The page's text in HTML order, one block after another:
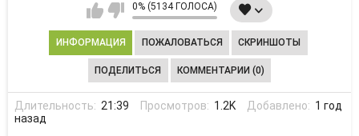
0% (5134 ГОЛОСА)
ИНФОРМАЦИЯ ПОЖАЛОВАТЬСЯ СКРИНШОТЫ
ПОДЕЛИТЬСЯ КОММЕНТАРИИ (0)
Длительность: 21:39 Просмотров: 1.2K Добавлено: 1 год
назад